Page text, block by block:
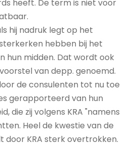
heeft. De term is niet voor
hij nadruk legt op het
hebben bij het
hun midden. Dat wordt ook
van depp. genoemd.
de consulenten tot nu toe
gerapporteerd van hun
die zij volgens KRA "namens
Heel de kwestie van de
KRA sterk overtrokken.